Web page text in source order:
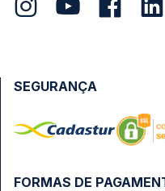
FORMAS DE
SEGURANÇA